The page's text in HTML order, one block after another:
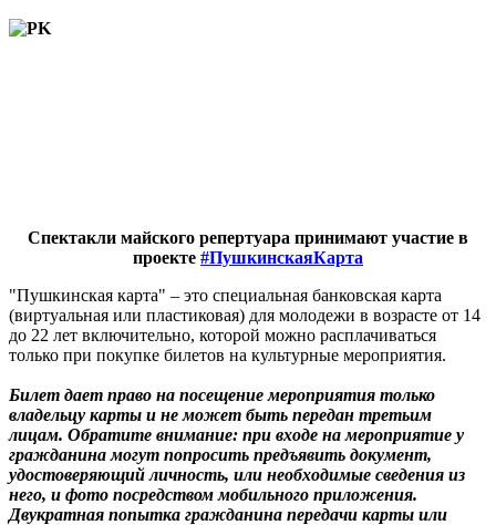
Спектакли майского репертуара принимают участие в
проекте #ПушкинскаяКарта
"Пушкинская карта" – это специальная банковская карта
(виртуальная или пластиковая) для молодежи в возрасте от 14
до 22 лет включительно, которой можно расплачиваться
только при покупке билетов на культурные мероприятия.
Билет дает право на посещение мероприятия только
владельцу карты и не может быть передан третьим
лицам. Обратите внимание: при входе на мероприятие у
гражданина могут попросить предъявить документ,
удостоверяющий личность, или необходимые сведения из
него, и фото посредством мобильного приложения.
Двукратная попытка гражданина передачи карты или